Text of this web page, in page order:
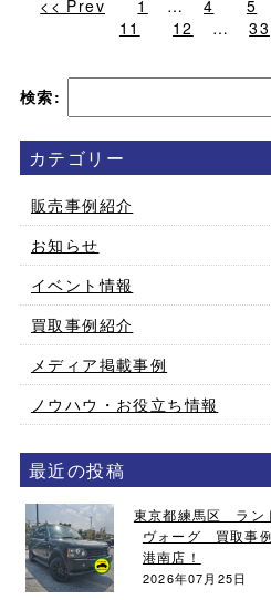
<< Prev 1 … 4 5
11
12 … 33
検索:
カテゴリー
販売事例紹介
お知らせ
イベント情報
買取事例紹介
メディア掲載事例
ノウハウ・お役立ち情報
最近の投稿
東京都練馬区 ラ
ヴォーグ 買取事
港南店！
2026年07月25日